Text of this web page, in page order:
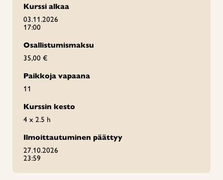
Kurssi alkaa
03.11.2026
17:00
Osallistumismaksu
35,00 €
Paikkoja vapaana
11
Kurssin kesto
4 x 2.5 h
Ilmoittautuminen päättyy
27.10.2026
23:59